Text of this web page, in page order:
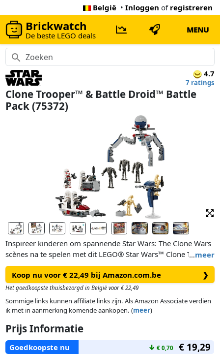
België • Inloggen of registreren
Brickwatch
De beste LEGO deals
MENU
4.7
7 ratings
Clone Trooper™ & Battle Droid™ Battle
Pack (75372)
…meer
Inspireer kinderen om spannende Star Wars: The Clone Wars
scènes na te spelen met dit LEGO® Star Wars™ Clone Trooper
& Battle Droid Battle Pack (75372) voor kinderen vanaf 7 jaar.
De set bevat 4 LEGO Star Wars minifiguren en 5 LEGO
figuren – een Clone Shock Trooper, 3 Clone Troopers, 3 Super
Battle Droids en 2 Battle Droids – met wapens voor actiespel.
Deze LEGO bouwset bevat ook een noppenschietende Star
STAP speeder voor een Battle Droid. Een tri-droid met 3
schieters en een verdedigingspost met een noppenschieter
zorgen voor nog meer creatieve speelmogelijkheden.
Koop nu voor € 22,49 bij Amazon.com.be ❯
Het goedkoopste thuisbezorgd in België voor € 22,49
Sommige links kunnen affiliate links zijn. Als Amazon Associate verdien
ik met in aanmerking komende aankopen. (meer)
Prijs Informatie
Goedkoopste nu ↓ € 0,70 € 19,29